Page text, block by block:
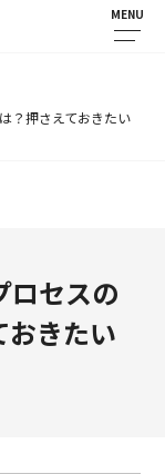
MENU
？押さえておきたい
ロセスの
おきたい